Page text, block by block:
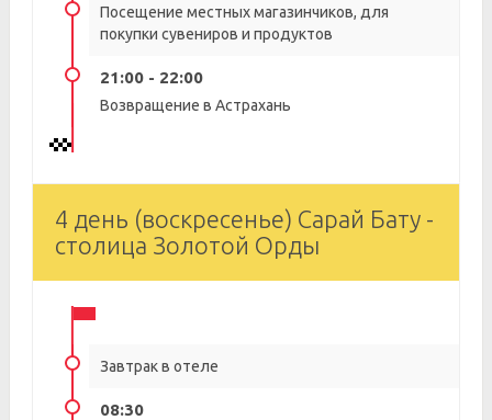
Посещение местных магазинчиков, для
покупки сувениров и продуктов
21:00 - 22:00
Возвращение в Астрахань
4 день (воскресенье) Сарай Бату -
столица Золотой Орды
Завтрак в отеле
08:30